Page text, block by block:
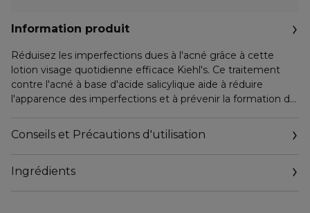
Information produit
Réduisez les imperfections dues à l'acné grâce à cette
lotion visage quotidienne efficace Kiehl's. Ce traitement
contre l'acné à base d'acide salicylique aide à réduire
l'apparence des imperfections et à prévenir la formation de
BÉNÉFICES
• Prévient des éruptions cutanées*
Conseils et Précautions d'utilisation
Ingrédients